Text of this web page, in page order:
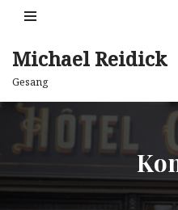
Inhalt
springen
Michael Reidick
Gesang